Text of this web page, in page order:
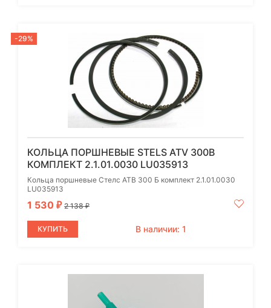
-29%
КОЛЬЦА ПОРШНЕВЫЕ STELS ATV 300B
КОМПЛЕКТ 2.1.01.0030 LU035913
Кольца поршневые Стелс АТВ 300 Б комплект 2.1.01.0030
LU035913
1 530 ₽ 2 138₽
КУПИТЬ В наличии: 1